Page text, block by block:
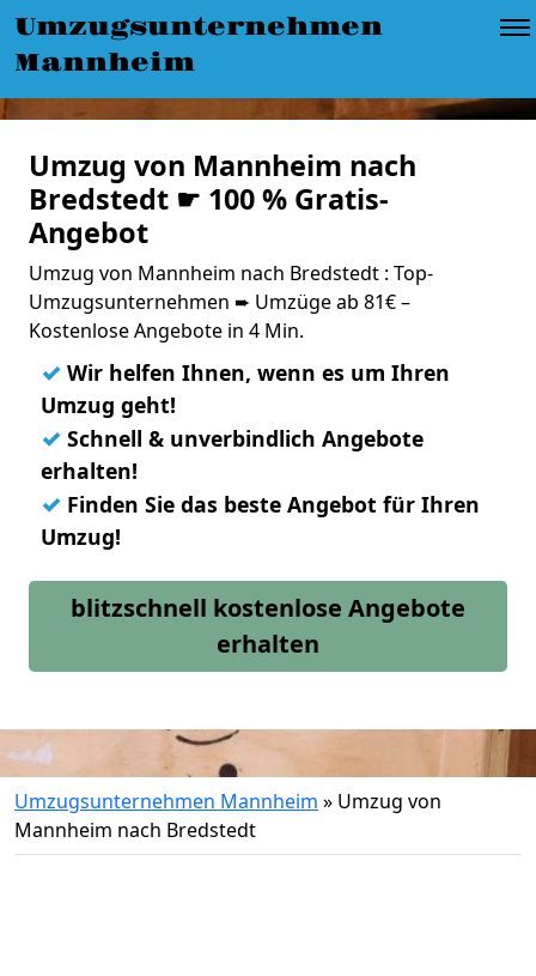
Umzugsunternehmen
Mannheim
Umzug von Mannheim nach
Bredstedt ☛ 100 % Gratis-
Angebot
Umzug von Mannheim nach Bredstedt : Top-
Umzugsunternehmen ➨ Umzüge ab 81€ –
Kostenlose Angebote in 4 Min.
✓ Wir helfen Ihnen, wenn es um Ihren
Umzug geht!
✓ Schnell & unverbindlich Angebote
erhalten!
✓ Finden Sie das beste Angebot für Ihren
Umzug!
blitzschnell kostenlose Angebote
erhalten
Umzugsunternehmen Mannheim » Umzug von
Mannheim nach Bredstedt